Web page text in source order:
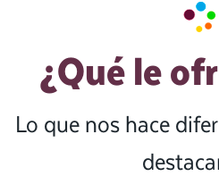
¿Qué le
Lo que nos hace